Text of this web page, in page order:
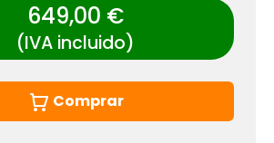
649,00 €
(IVA incluido)
Comprar